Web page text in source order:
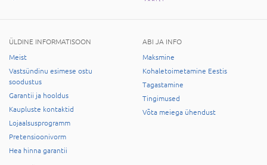
ÜLDINE INFORMATISOON
Meist
Vastsündinu esimese ostu
soodustus
Garantii ja hooldus
Kaupluste kontaktid
Lojaalsusprogramm
Pretensioonivorm
Hea hinna garantii
ABI JA INFO
Maksmine
Kohaletoimetamine Eestis
Tagastamine
Tingimused
Võta meiega ühendust